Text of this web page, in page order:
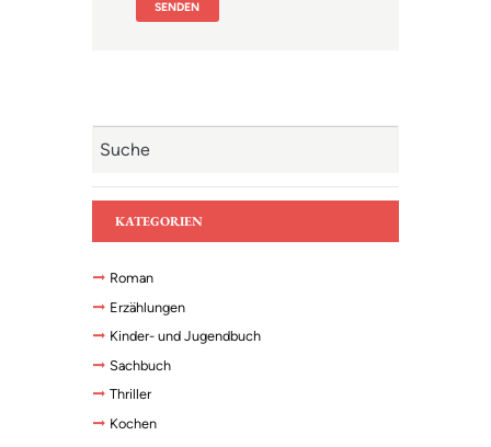
KATEGORIEN
Roman
Erzählungen
Kinder- und Jugendbuch
Sachbuch
Thriller
Kochen